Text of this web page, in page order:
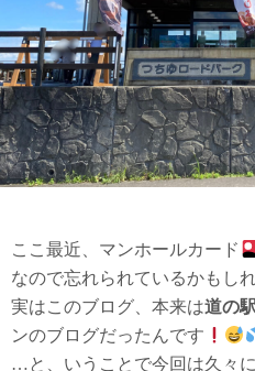
ここ最近、マンホールカード
なので忘れられているかもし
実はこのブログ、本来は道の
ンのブログだったんです
…と、いうことで今回は久々